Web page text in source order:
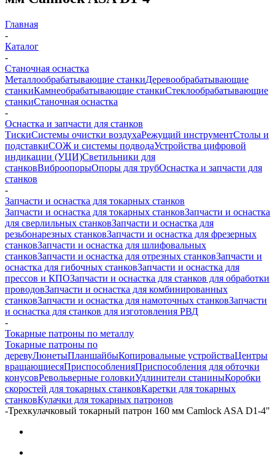
Главная
-
Каталог
-
Станочная оснастка
Металлообрабатывающие станкиДеревообрабатывающие
станкиКамнеобрабатывающие станкиСтеклообрабатывающие
станкиСтаночная оснастка
-
Оснастка и запчасти для станков
ТискиСистемы очистки воздухаРежущий инструментСтолы и
подставкиСОЖ и системы подводаУстройства цифровой
индикации (УЦИ)Светильники для
станковВиброопорыОпоры для трубОснастка и запчасти для
станков
-
Запчасти и оснастка для токарных станков
Запчасти и оснастка для токарных станковЗапчасти и оснастка
для сверлильных станковЗапчасти и оснастка для
резьбонарезных станковЗапчасти и оснастка для фрезерных
станковЗапчасти и оснастка для шлифовальных
станковЗапчасти и оснастка для отрезных станковЗапчасти и
оснастка для гибочных станковЗапчасти и оснастка для
прессов и КПОЗапчасти и оснастка для станков для обработки
проводовЗапчасти и оснастка для комбинированных
станковЗапчасти и оснастка для намоточных станковЗапчасти
и оснастка для станков для изготовления РВД
-
Токарные патроны по металлу
Токарные патроны по
деревуЛюнетыПланшайбыКопировальные устройстваЦентры
вращающиесяПриспособленияПриспособления для обточки
конусовРевольверные головкиУдлинители станиныКоробки
скоростей для токарных станковКаретки для токарных
станковКулачки для токарных патронов
-Трехкулачковый токарный патрон 160 мм Camlock ASA D1-4"